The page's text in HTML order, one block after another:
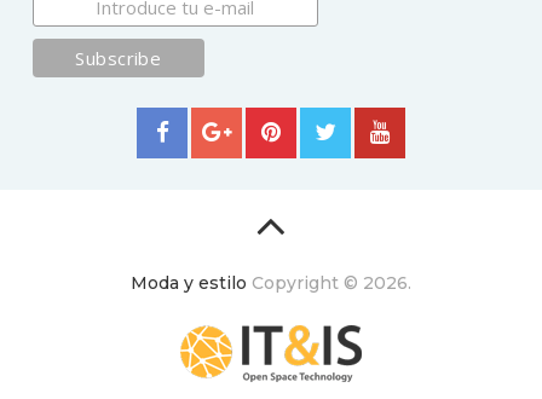
Moda y estilo Copyright © 2026.